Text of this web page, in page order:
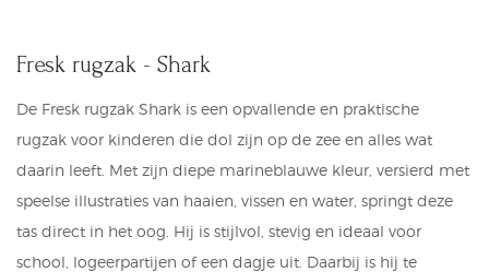
Fresk rugzak - Shark
De Fresk rugzak Shark is een opvallende en praktische
rugzak voor kinderen die dol zijn op de zee en alles wat
daarin leeft. Met zijn diepe marineblauwe kleur, versierd met
speelse illustraties van haaien, vissen en water, springt deze
tas direct in het oog. Hij is stijlvol, stevig en ideaal voor
school, logeerpartijen of een dagje uit. Daarbij is hij te